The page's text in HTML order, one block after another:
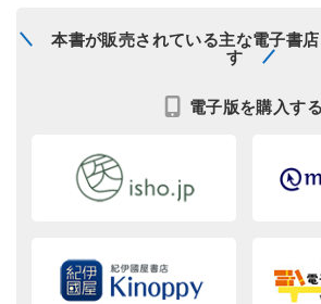
本書が販売されている主な電子書
す
電子版を購入する